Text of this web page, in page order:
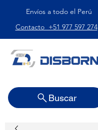
Envíos a todo el Perú
Contacto +51 977 597 274
Buscar